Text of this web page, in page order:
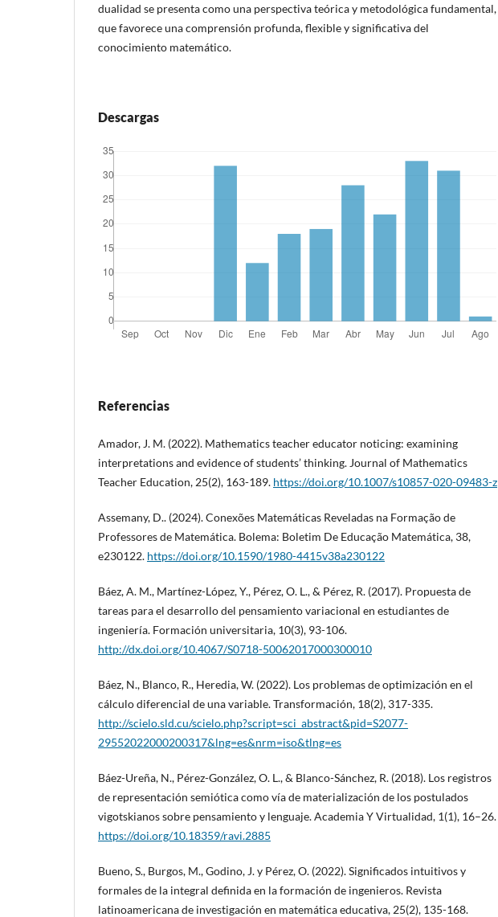
dualidad se presenta como una perspectiva teórica y metodológica fundamental,
que favorece una comprensión profunda, flexible y significativa del
conocimiento matemático.
Descargas
Referencias
Amador, J. M. (2022). Mathematics teacher educator noticing: examining
interpretations and evidence of students’ thinking. Journal of Mathematics
Teacher Education, 25(2), 163-189. https://doi.org/10.1007/s10857-020-09483-z
Assemany, D.. (2024). Conexões Matemáticas Reveladas na Formação de
Professores de Matemática. Bolema: Boletim De Educação Matemática, 38,
e230122. https://doi.org/10.1590/1980-4415v38a230122
Báez, A. M., Martínez-López, Y., Pérez, O. L., & Pérez, R. (2017). Propuesta de
tareas para el desarrollo del pensamiento variacional en estudiantes de
ingeniería. Formación universitaria, 10(3), 93-106.
http://dx.doi.org/10.4067/S0718-50062017000300010
Báez, N., Blanco, R., Heredia, W. (2022). Los problemas de optimización en el
cálculo diferencial de una variable. Transformación, 18(2), 317-335.
http://scielo.sld.cu/scielo.php?script=sci_abstract&pid=S2077-
29552022000200317&lng=es&nrm=iso&tlng=es
Báez-Ureña, N., Pérez-González, O. L., & Blanco-Sánchez, R. (2018). Los registros
de representación semiótica como vía de materialización de los postulados
vigotskianos sobre pensamiento y lenguaje. Academia Y Virtualidad, 1(1), 16–26.
https://doi.org/10.18359/ravi.2885
Bueno, S., Burgos, M., Godino, J. y Pérez, O. (2022). Significados intuitivos y
formales de la integral definida en la formación de ingenieros. Revista
latinoamericana de investigación en matemática educativa, 25(2), 135-168.